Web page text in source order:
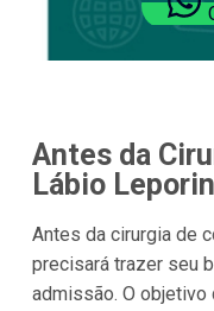
Antes da
Lábio
Antes da cirurgia de
precisará trazer seu
admissão. O